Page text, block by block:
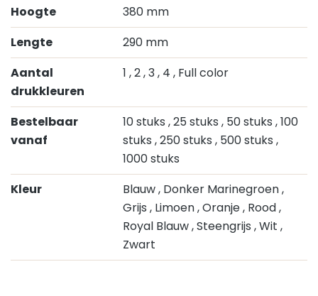
Hoogte
380 mm
Lengte
290 mm
Aantal
drukkleuren
1 , 2, 3, 4 , Full color
Bestelbaar
vanaf
10 stuks , 25 stuks , 50 stuks , 100
stuks , 250 stuks , 500 stuks ,
1000 stuks
Kleur
Blauw, Donker Marinegroen,
Grijs , Limoen, Oranje, Rood,
Royal Blauw, Steengrijs , Wit ,
Zwart